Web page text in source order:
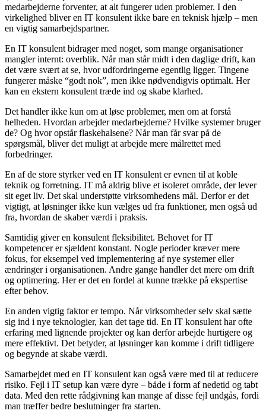
medarbejderne forventer, at alt fungerer uden problemer. I den
virkelighed bliver en IT konsulent ikke bare en teknisk hjælp – men
en vigtig samarbejdspartner.
En IT konsulent bidrager med noget, som mange organisationer
mangler internt: overblik. Når man står midt i den daglige drift, kan
det være svært at se, hvor udfordringerne egentlig ligger. Tingene
fungerer måske “godt nok”, men ikke nødvendigvis optimalt. Her
kan en ekstern konsulent træde ind og skabe klarhed.
Det handler ikke kun om at løse problemer, men om at forstå
helheden. Hvordan arbejder medarbejderne? Hvilke systemer bruger
de? Og hvor opstår flaskehalsene? Når man får svar på de
spørgsmål, bliver det muligt at arbejde mere målrettet med
forbedringer.
En af de store styrker ved en IT konsulent er evnen til at koble
teknik og forretning. IT må aldrig blive et isoleret område, der lever
sit eget liv. Det skal understøtte virksomhedens mål. Derfor er det
vigtigt, at løsninger ikke kun vælges ud fra funktioner, men også ud
fra, hvordan de skaber værdi i praksis.
Samtidig giver en konsulent fleksibilitet. Behovet for IT
kompetencer er sjældent konstant. Nogle perioder kræver mere
fokus, for eksempel ved implementering af nye systemer eller
ændringer i organisationen. Andre gange handler det mere om drift
og optimering. Her er det en fordel at kunne trække på ekspertise
efter behov.
En anden vigtig faktor er tempo. Når virksomheder selv skal sætte
sig ind i nye teknologier, kan det tage tid. En IT konsulent har ofte
erfaring med lignende projekter og kan derfor arbejde hurtigere og
mere effektivt. Det betyder, at løsninger kan komme i drift tidligere
og begynde at skabe værdi.
Samarbejdet med en IT konsulent kan også være med til at reducere
risiko. Fejl i IT setup kan være dyre – både i form af nedetid og tabt
data. Med den rette rådgivning kan mange af disse fejl undgås, fordi
man træffer bedre beslutninger fra starten.